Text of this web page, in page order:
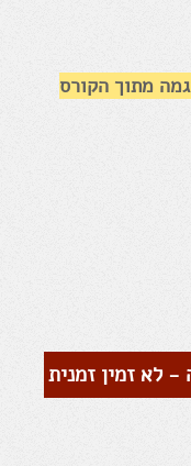
מתוך הקורס
זמין זמנית